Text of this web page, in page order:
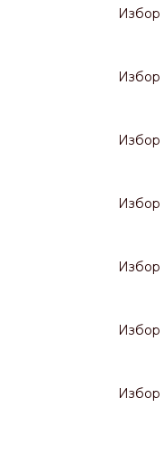
Избор
Избор
Избор
Избор
Избор
Избор
Избор